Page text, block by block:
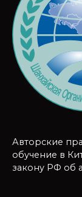
Авторские
обучение в
закону РФ об